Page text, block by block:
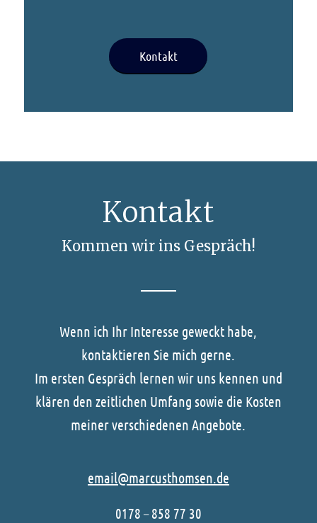
Kontakt
Kontakt
Kommen wir ins Gespräch!
Wenn ich Ihr Interesse geweckt habe,
kontaktieren Sie mich gerne.
Im ersten Gespräch lernen wir uns kennen und
klären den zeitlichen Umfang sowie die Kosten
meiner verschiedenen Angebote.
email@marcusthomsen.de
0178 – 858 77 30